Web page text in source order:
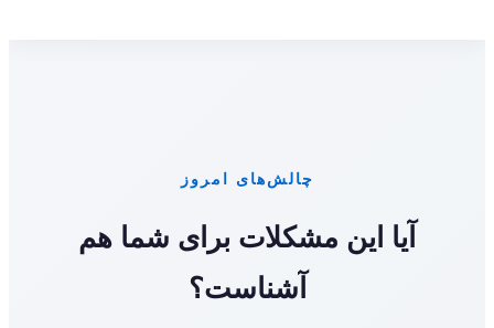
چالش‌های امروز
آیا این مشکلات برای شما هم
آشناست؟